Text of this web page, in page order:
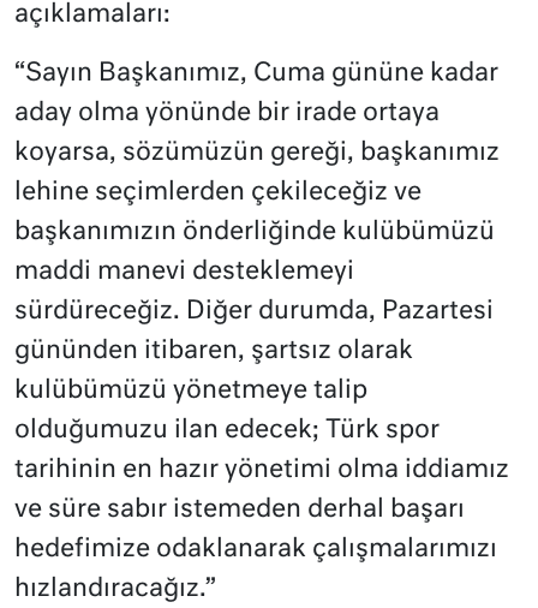
açıklamaları:
“Sayın Başkanımız, Cuma gününe kadar
aday olma yönünde bir irade ortaya
koyarsa, sözümüzün gereği, başkanımız
lehine seçimlerden çekileceğiz ve
başkanımızın önderliğinde kulübümüzü
maddi manevi desteklemeyi
sürdüreceğiz. Diğer durumda, Pazartesi
gününden itibaren, şartsız olarak
kulübümüzü yönetmeye talip
olduğumuzu ilan edecek; Türk spor
tarihinin en hazır yönetimi olma iddiamız
ve süre sabır istemeden derhal başarı
hedefimize odaklanarak çalışmalarımızı
hızlandıracağız.”